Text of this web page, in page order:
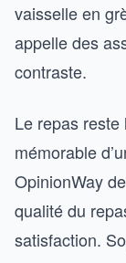
vaisselle en
appelle des
contraste.
Le repas
mémorable
OpinionWay
qualité du
satisfaction.